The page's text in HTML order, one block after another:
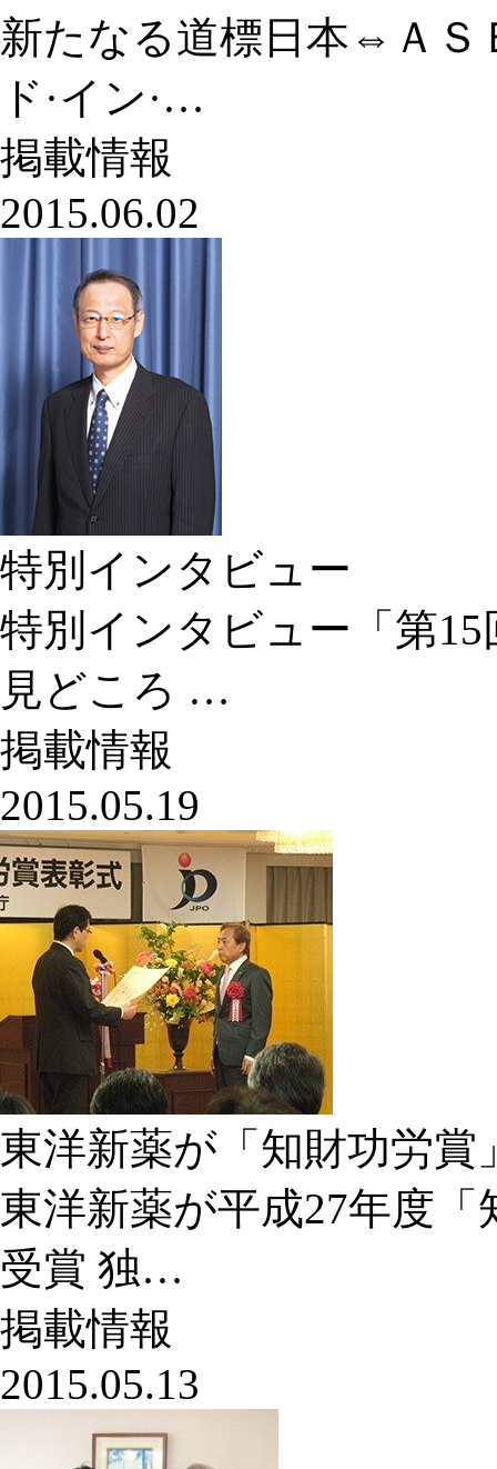
新たなる道標日本⇔ＡＳ
ド·イン·…
掲載情報
2015.06.02
特別インタビュー
特別インタビュー「第
見どころ …
掲載情報
2015.05.19
東洋新薬が「知財功労
東洋新薬が平成27年度
受賞 独…
掲載情報
2015.05.13